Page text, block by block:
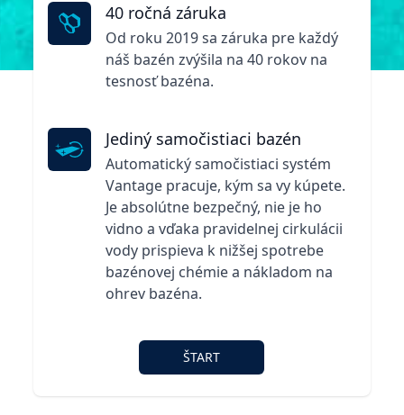
40 ročná záruka
Od roku 2019 sa záruka pre každý
náš bazén zvýšila na 40 rokov na
tesnosť bazéna.
Jediný samočistiaci bazén
Automatický samočistiaci systém
Vantage pracuje, kým sa vy kúpete.
Je absolútne bezpečný, nie je ho
vidno a vďaka pravidelnej cirkulácii
vody prispieva k nižšej spotrebe
bazénovej chémie a nákladom na
ohrev bazéna.
ŠTART